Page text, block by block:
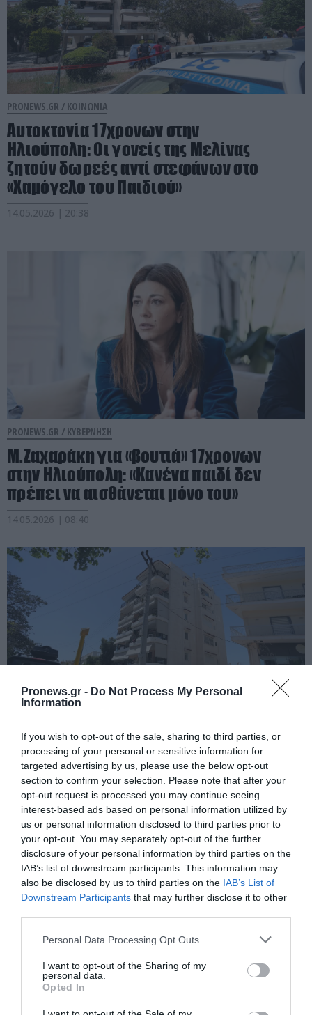
Pronews.gr - Do Not Process My Personal
Information
If you wish to opt-out of the sale, sharing to third parties, or
processing of your personal or sensitive information for
targeted advertising by us, please use the below opt-out
section to confirm your selection. Please note that after your
opt-out request is processed you may continue seeing
interest-based ads based on personal information utilized by
us or personal information disclosed to third parties prior to
your opt-out. You may separately opt-out of the further
disclosure of your personal information by third parties on the
IAB’s list of downstream participants. This information may
also be disclosed by us to third parties on the IAB’s List of
Downstream Participants that may further disclose it to other
Please note that this website/app uses one or more Google
not limited to your visit or usage behaviour. You may click to
grant or deny consent to Google and its third-party tags to
use your data for below specified purposes in below Google
consent section.
Personal Data Processing Opt Outs
I want to opt-out of the Sharing of my
personal data.
Opted In
PRONEWS.GR / ΚΟΙΝΩΝΙΑ
Αυτοκτονία 17χρονων στην
Ηλιούπολη: Οι γονείς της Μελίνας
ζητούν δωρεές αντί στεφάνων στο
«Χαμόγελο του Παιδιού»
14.05.2026 | 20:38
PRONEWS.GR / ΚΥΒΕΡΝΗΣΗ
Μ.Ζαχαράκη για «βουτιά» 17χρονων
στην Ηλιούπολη: «Κανένα παιδί δεν
πρέπει να αισθάνεται μόνο του»
14.05.2026 | 08:40
Ο καθηγητής των κοριτσιών από την
Ηλιούπολη απάντησε για το αν είχαν
δείξει σημάδια πριν την πτώση τους
(βίντεο)
13.05.2026 | 19:29